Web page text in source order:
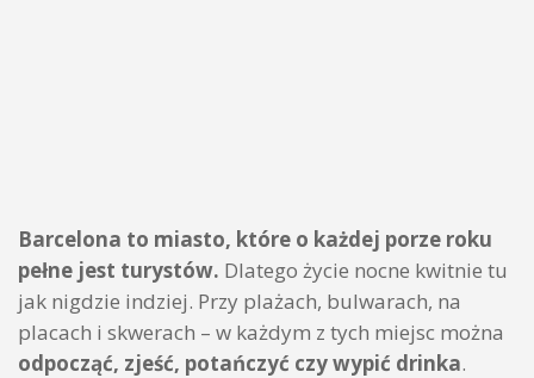
Barcelona to miasto, które o każdej porze roku
pełne jest turystów. Dlatego życie nocne kwitnie tu
jak nigdzie indziej. Przy plażach, bulwarach, na
placach i skwerach – w każdym z tych miejsc można
odpocząć, zjeść, potańczyć czy wypić drinka.